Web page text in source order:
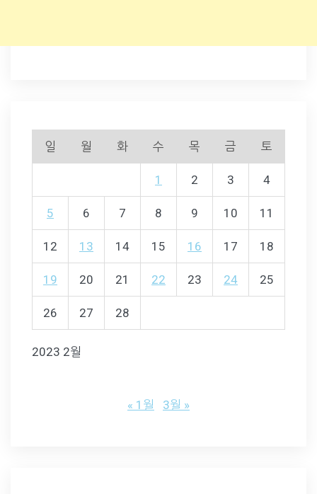
2023 2월
일 월 화 수 목 금 토
1 2 3 4
5 6 7 8 9 10 11
12 13 14 15 16 17 18
19 20 21 22 23 24 25
26 27 28
« 1월 3월 »